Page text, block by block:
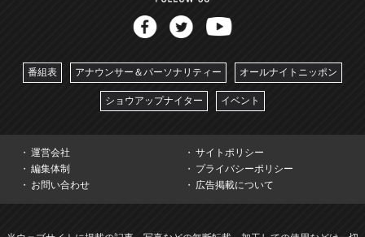
番組表 アナウンサー＆パーソナリティー オールナイトニッポン
ショウアップナイター イベント
運営会社
サイトポリシー
編集体制
プライバシーポリシー
お問い合わせ
広告掲載について